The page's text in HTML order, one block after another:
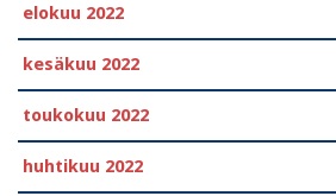
elokuu 2022
kesäkuu 2022
toukokuu 2022
huhtikuu 2022